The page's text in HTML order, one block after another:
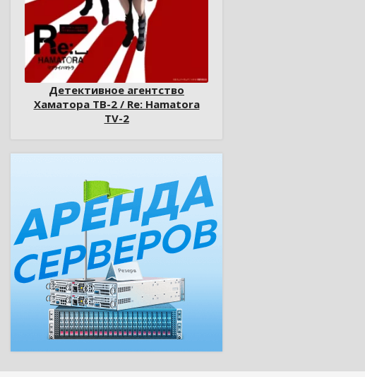
Детективное агентство
Хаматора ТВ-2 / Re: Hamatora
TV-2